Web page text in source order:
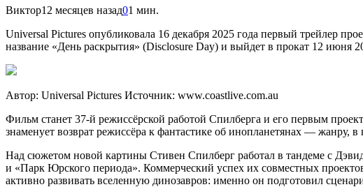
Виктор12 месяцев назад01 мин.
Universal Pictures опубликовала 16 декабря 2025 года первый трейлер
название «День раскрытия» (Disclosure Day) и выйдет в прокат 12 июня
Автор: Universal Pictures Источник: www.coastlive.com.au
Фильм станет 37-й режиссёрской работой Спилберга и его первым
знаменует возврат режиссёра к фантастике об инопланетянах —
Над сюжетом новой картины Стивен Спилберг работал в тандеме с
и «Парк Юрского периода». Коммерческий успех их совместных
активно развивать вселенную динозавров: именно он подготовил